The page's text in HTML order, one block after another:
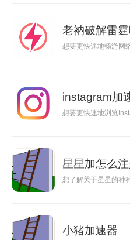
老衲破解雷
想要更快速地畅游网
instagram加
想要更快速地浏览
星星加怎么
想了解关于星星的种
小猪加速器